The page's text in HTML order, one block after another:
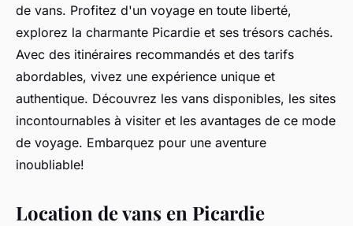
de vans. Profitez d'un voyage en toute liberté,
explorez la charmante Picardie et ses trésors cachés.
Avec des itinéraires recommandés et des tarifs
abordables, vivez une expérience unique et
authentique. Découvrez les vans disponibles, les sites
incontournables à visiter et les avantages de ce mode
de voyage. Embarquez pour une aventure
inoubliable!
Location de vans en Picardie